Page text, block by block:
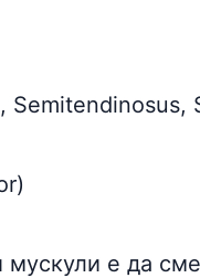
е да